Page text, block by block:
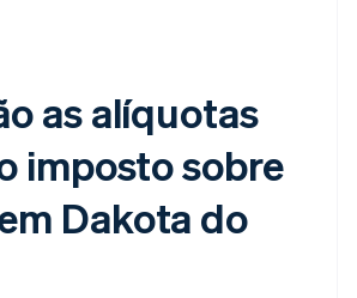
as alíquotas
imposto sobre
Dakota do